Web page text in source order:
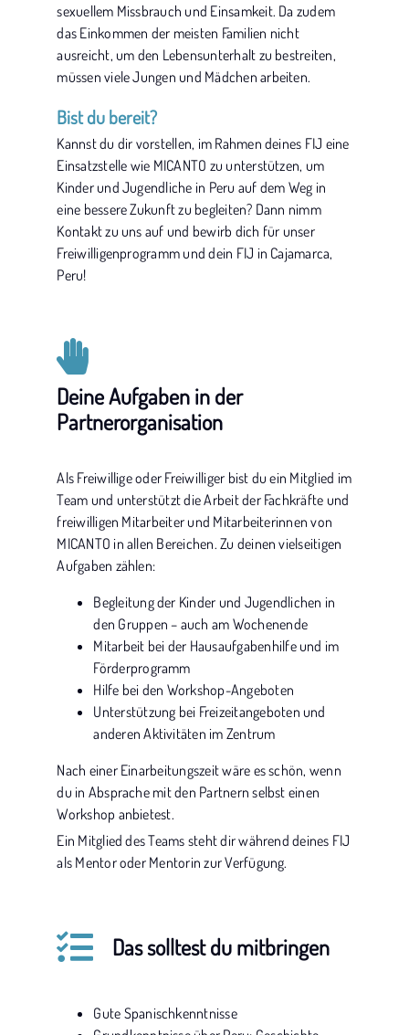
sexuellem Missbrauch und Einsamkeit. Da zudem
das Einkommen der meisten Familien nicht
ausreicht, um den Lebensunterhalt zu bestreiten,
müssen viele Jungen und Mädchen arbeiten.
Bist du bereit?
Kannst du dir vorstellen, im Rahmen deines FIJ eine
Einsatzstelle wie MICANTO zu unterstützen, um
Kinder und Jugendliche in Peru auf dem Weg in
eine bessere Zukunft zu begleiten? Dann nimm
Kontakt zu uns auf und bewirb dich für unser
Freiwilligenprogramm und dein FIJ in Cajamarca,
Peru!
Deine Aufgaben in der
Partnerorganisation
Als Freiwillige oder Freiwilliger bist du ein Mitglied im
Team und unterstützt die Arbeit der Fachkräfte und
freiwilligen Mitarbeiter und Mitarbeiterinnen von
MICANTO in allen Bereichen. Zu deinen vielseitigen
Aufgaben zählen:
Begleitung der Kinder und Jugendlichen in
den Gruppen – auch am Wochenende
Mitarbeit bei der Hausaufgabenhilfe und im
Förderprogramm
Hilfe bei den Workshop-Angeboten
Unterstützung bei Freizeitangeboten und
anderen Aktivitäten im Zentrum
Nach einer Einarbeitungszeit wäre es schön, wenn
du in Absprache mit den Partnern selbst einen
Workshop anbietest.
Ein Mitglied des Teams steht dir während deines FIJ
als Mentor oder Mentorin zur Verfügung.
Das solltest du mitbringen
Gute Spanischkenntnisse